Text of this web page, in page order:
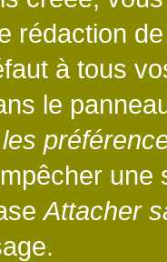
rédaction
à tous
le
une
Attacher